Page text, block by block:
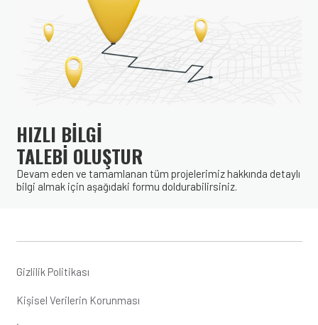
HIZLI BİLGİ
TALEBİ OLUŞTUR
Devam eden ve tamamlanan tüm projelerimiz hakkında detaylı
bilgi almak için aşağıdaki formu doldurabilirsiniz.
Gizlilik Politikası
Kişisel Verilerin Korunması